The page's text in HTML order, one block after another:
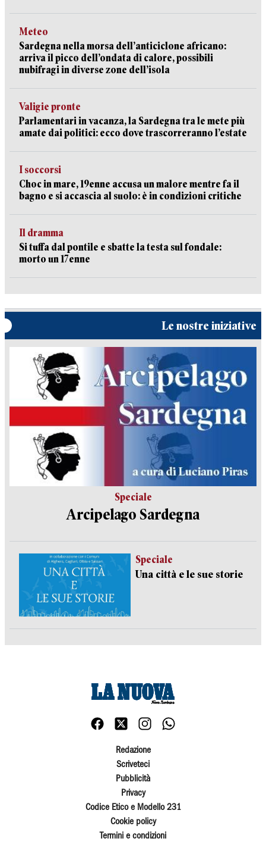
Meteo
Sardegna nella morsa dell’anticiclone africano:
arriva il picco dell’ondata di calore, possibili
nubifragi in diverse zone dell’isola
Valigie pronte
Parlamentari in vacanza, la Sardegna tra le mete più
amate dai politici: ecco dove trascorreranno l’estate
I soccorsi
Choc in mare, 19enne accusa un malore mentre fa il
bagno e si accascia al suolo: è in condizioni critiche
Il dramma
Si tuffa dal pontile e sbatte la testa sul fondale:
morto un 17enne
Le nostre iniziative
Speciale
Arcipelago Sardegna
Speciale
Una città e le sue storie
Redazione
Scriveteci
Pubblicità
Privacy
Codice Etico e Modello 231
Cookie policy
Termini e condizioni